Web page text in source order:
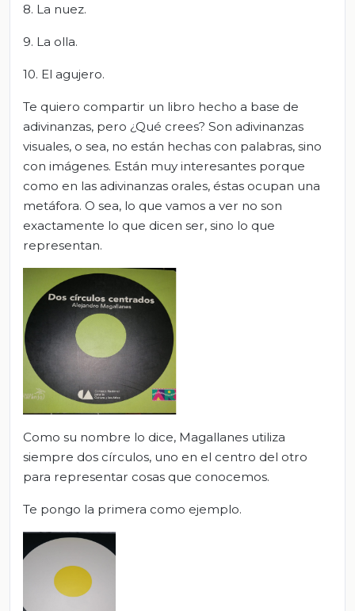
8. La nuez.
9. La olla.
10. El agujero.
Te quiero compartir un libro hecho a base de
adivinanzas, pero ¿Qué crees? Son adivinanzas
visuales, o sea, no están hechas con palabras, sino
con imágenes. Están muy interesantes porque
como en las adivinanzas orales, éstas ocupan una
metáfora. O sea, lo que vamos a ver no son
exactamente lo que dicen ser, sino lo que
representan.
Como su nombre lo dice, Magallanes utiliza
siempre dos círculos, uno en el centro del otro
para representar cosas que conocemos.
Te pongo la primera como ejemplo.